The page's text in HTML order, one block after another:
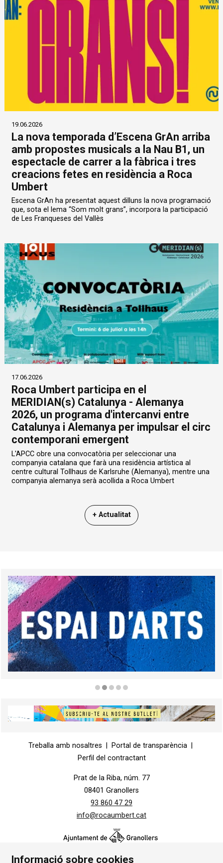
19.06.2026
La nova temporada d’Escena GrAn arriba
amb propostes musicals a la Nau B1, un
espectacle de carrer a la fàbrica i tres
creacions fetes en residència a Roca
Umbert
Escena GrAn ha presentat aquest dilluns la nova programació
que, sota el lema “Som molt grans”, incorpora la participació
de Les Franqueses del Vallès
17.06.2026
Roca Umbert participa en el
MERIDIAN(s) Catalunya - Alemanya
2026, un programa d'intercanvi entre
Catalunya i Alemanya per impulsar el circ
contemporani emergent
L'APCC obre una convocatòria per seleccionar una
companyia catalana que farà una residència artística al
centre cultural Tollhaus de Karlsruhe (Alemanya), mentre una
companyia alemanya serà acollida a Roca Umbert
+ Actualitat
Treballa amb nosaltres
Portal de transparència
Perfil del contractant
Prat de la Riba, núm. 77
08401 Granollers
93 860 47 29
info@rocaumbert.cat
Informació sobre cookies